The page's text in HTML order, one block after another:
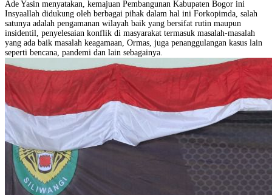
Ade Yasin menyatakan, kemajuan Pembangunan Kabupaten Bogor ini
Insyaallah didukung oleh berbagai pihak dalam hal ini Forkopimda, salah
satunya adalah pengamanan wilayah baik yang bersifat rutin maupun
insidentil, penyelesaian konflik di masyarakat termasuk masalah-masalah
yang ada baik masalah keagamaan, Ormas, juga penanggulangan kasus lain
seperti bencana, pandemi dan lain sebagainya.